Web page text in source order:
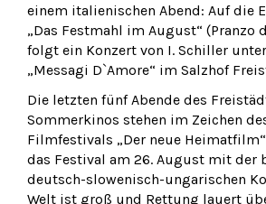
einem italienischen Abend: Auf die
„Das Festmahl im August“ (Pranzo
folgt ein Konzert von I. Schiller
„Messagi D`Amore“ im Salzhof
Die letzten fünf Abende des
Sommerkinos stehen im Zeichen
Filmfestivals „Der neue
das Festival am 26. August mit der
deutsch-slowenisch-ungarischen
Welt ist groß und Rettung lauert